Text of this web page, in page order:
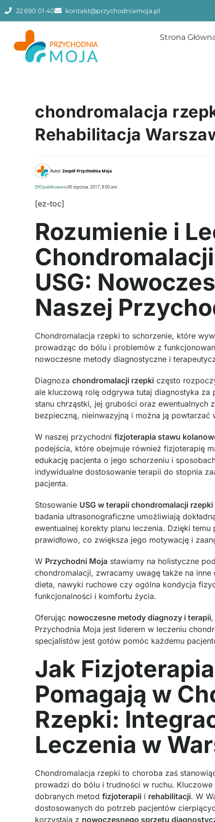
22 690 01 40 kontakt@przychodniamoja.pl
Strona
chondromalacja
Rehabilitacja
Autor:Zespół Przychodnia Moja
Opublikowano30 stycznia, 2017, 8:00 am
[ez-toc]
Rozumienie i
USG:
Naszej
Chondromalacja rzepki to schorzenie, które
prowadząc do bólu i problemów z
nowoczesne metody diagnostyczne i
Diagnoza chondromalacji rzepki często
ale kluczową rolę odgrywa tutaj diagnostyka za
stanu chrząstki, jej grubości oraz ewentualnych
bezpieczną, nieinwazyjną i można ją
W naszej przychodni fizjoterapia stawu
podejścia, które obejmuje również fizjoterapię
edukację pacjenta o jego schorzeniu i
indywidualne dostosowanie terapii do stopnia
pacjenta.
Stosowanie USG w terapii chondromalacji rzepki
badania ultrasonograficzne umożliwiają
ewentualnej korekty planu leczenia. Dzięki
prawidłowo, co zwiększa jego motywację i
W Przychodni Moja stawiamy na holistyczne
chondromalacji, zwracamy uwagę także na
dieta, nawyki ruchowe czy ogólna kondycja
funkcjonalności i komfortu życia.
Oferując nowoczesne metody diagnozy i terapii
Przychodnia Moja jest liderem w leczeniu
specjalistów jest gotów pomóc każdemu
Jak
Pomagają w
Rzepki:
Leczenia w
Chondromalacja rzepki to choroba zaś
prowadzi do bólu i trudności w ruchu.
dobranych metod fizjoterapii i rehabilitacji. W
dostosowanych do potrzeb pacjentów
korzystają z nowoczesnego sprzętu